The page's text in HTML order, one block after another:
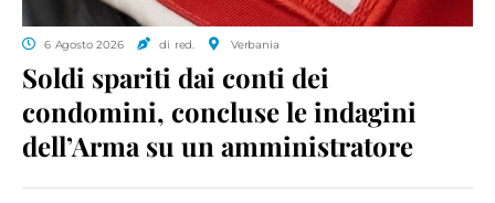
6 Agosto 2026 di red. Verbania
Soldi spariti dai conti dei
condomini, concluse le indagini
dell’Arma su un amministratore